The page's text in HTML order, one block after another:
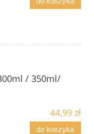
/ 350ml/
44,99 zł
do koszyka